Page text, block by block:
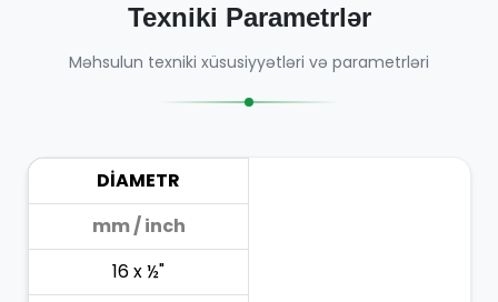
Texniki Parametrlər
Məhsulun texniki xüsusiyyətləri və parametrləri
DİAMETR
mm / inch
16 x ½"